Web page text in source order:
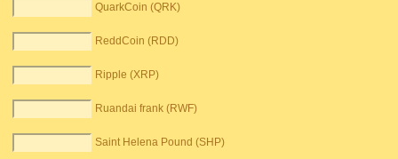
QuarkCoin (QRK)
ReddCoin (RDD)
Ripple (XRP)
Ruandai frank (RWF)
Saint Helena Pound (SHP)